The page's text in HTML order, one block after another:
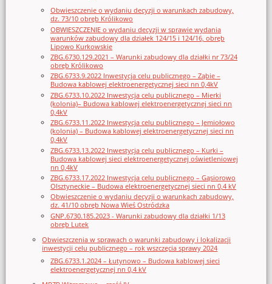
Obwieszczenie o wydaniu decyzji o warunkach zabudowy,
dz. 73/10 obręb Królikowo
OBWIESZCZENIE o wydaniu decyzji w sprawie wydania
warunków zabudowy dla działek 124/15 i 124/16, obręb
Lipowo Kurkowskie
ZBG.6730.129.2021 – Warunki zabudowy dla działki nr 73/24
obręb Królikowo
ZBG.6733.9.2022 Inwestycja celu publicznego – Ząbie –
Budowa kablowej elektroenergetycznej sieci nn 0,4kV
ZBG.6733.10.2022 Inwestycja celu publicznego – Mierki
(kolonia)– Budowa kablowej elektroenergetycznej sieci nn
0,4kV
ZBG.6733.11.2022 Inwestycja celu publicznego – Jemiołowo
(kolonia) – Budowa kablowej elektroenergetycznej sieci nn
0,4kV
ZBG.6733.13.2022 Inwestycja celu publicznego – Kurki –
Budowa kablowej sieci elektroenergetycznej oświetleniowej
nn 0,4kV
ZBG.6733.17.2022 Inwestycja celu publicznego – Gąsiorowo
Olsztyneckie – Budowa elektroenergetycznej sieci nn 0,4 kV
Obwieszczenie o wydaniu decyzji o warunkach zabudowy,
dz. 41/10 obręb Nowa Wieś Ostródzka
GNP.6730.185.2023 - Warunki zabudowy dla działki 1/13
obręb Lutek
Obwieszczenia w sprawach o warunki zabudowy i lokalizacji
inwestycji celu publicznego – rok wszczęcia sprawy 2024
ZBG.6733.1.2024 – Łutynowo – Budowa kablowej sieci
elektroenergetycznej nn 0,4 kV